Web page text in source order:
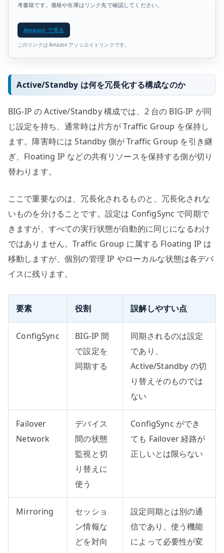
考書籍です。価格や在庫はリンク先で確認してください。
Amazon で見る
このリンクは Amazon アソシエイトリンクです。
Active/Standby は何を冗長化する構成なのか
BIG-IP の Active/Standby 構成では、2 台の BIG-IP が同
じ設定を持ち、通常時は片方が Traffic Group を保持し
ます。障害時には Standby 側が Traffic Group を引き継
ぎ、Floating IP などの共有リソースを保持する側が切り
替わります。
ここで重要なのは、冗長化されるものと、冗長化されな
いものを分けることです。設定は ConfigSync で同期で
きますが、すべての実行状態が自動的に同じになるわけ
ではありません。Traffic Group に属する Floating IP は
移動しますが、個別の管理 IP やローカルな状態は各デバ
イスに残ります。
要素 役割 誤解しやすい点
ConfigSync
BIG-IP 間
で設定を
同期する
同期されるのは設定
であり、
Active/Standby の切
り替えそのものでは
ない
Failover
Network
デバイス
間の状態
監視と切
り替えに
使う
ConfigSync ができ
ても Failover 経路が
正しいとは限らない
Mirroring
セッショ
ン情報な
どを対向
設定同期とは別の通
信であり、使う機能
によって必要性が変